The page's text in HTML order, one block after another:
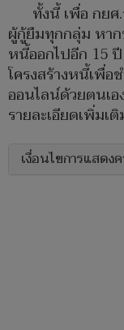
ทั้งนี้ เพื่อ กยศ
ผู้กู้ยืมทุกกลุ่ม หาก
หนี้ออกไปอีก 15
โครงสร้างหนี้เพื่อ
ออนไลน์ด้วยตนเ
รายละเอียดเพิ่ม
เงื่อนไขการแสดง